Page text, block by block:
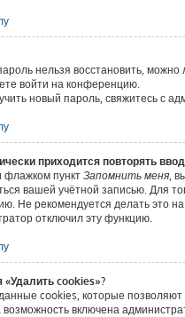
нельзя восстановить,
войти на конференцию.
новый пароль, свяжитесь с
приходится повторять
флажком пунктЗапомнить меня,
вашей учётной записью. Для
Не рекомендуется делать это
отключил эту функцию.
cookies»?
cookies, которые
включена